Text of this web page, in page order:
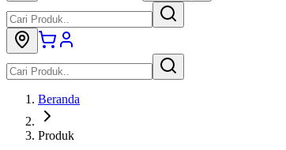
Beranda
Produk